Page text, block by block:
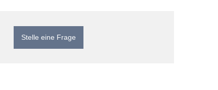
Stelle eine Frage